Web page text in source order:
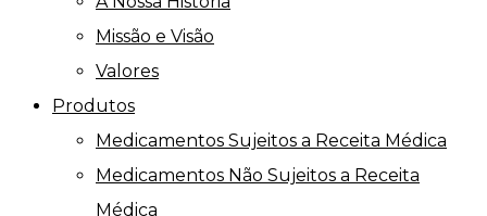
Missão e Visão
Valores
Produtos
Medicamentos Sujeitos a Receita Médica
Medicamentos Não Sujeitos a Receita
Médica